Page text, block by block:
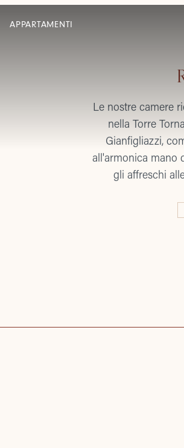
APPARTAMENTI
Le nostre camere
nella Torre
Gianfigliazzi,
all'armonica mano
gli affreschi